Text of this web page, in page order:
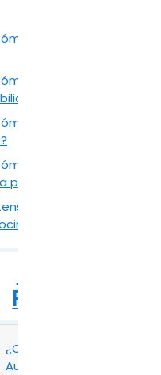
activar el Narrador en
activar la barra de
en Moodle?
configurar el mouse
activar los filtros de
pc?
Google Chrome :
de voz
FRECUENTES
¿Cómo acceder y navegar
Aulas Digitales de mi nivel?